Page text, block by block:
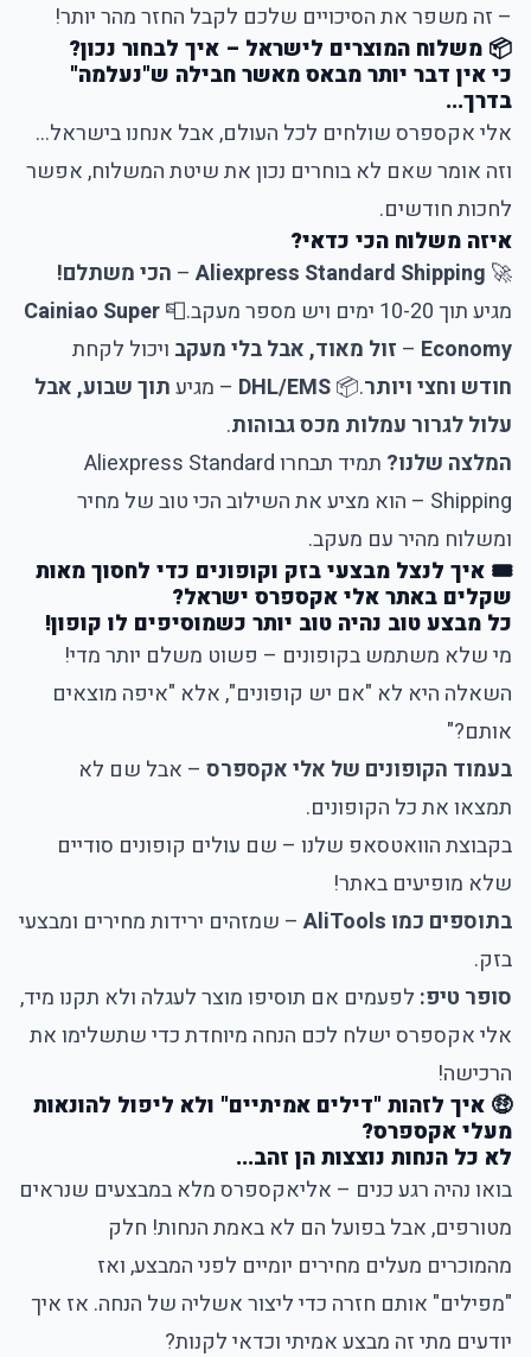
– זה משפר את הסיכויים שלכם לקבל החזר מהר יותר!
📦 משלוח המוצרים לישראל – איך לבחור נכון?
כי אין דבר יותר מבאס מאשר חבילה ש"נעלמה"
בדרך...
אלי אקספרס שולחים לכל העולם, אבל אנחנו בישראל...
וזה אומר שאם לא בוחרים נכון את שיטת המשלוח, אפשר
לחכות חודשים.
איזה משלוח הכי כדאי?
🚀
Aliexpress Standard Shipping
– הכי משתלם!
מגיע תוך 10-20 ימים ויש מספר מעקב.
📮
Cainiao Super
Economy
– זול מאוד, אבל בלי מעקב ויכול לקחת
חודש וחצי ויותר.
📦
DHL/EMS – מגיעתוך שבוע, אבל
עלול לגרור עמלות מכס גבוהות.
המלצה שלנו?
תמיד תבחרו Aliexpress Standard
Shipping – הוא מציע את השילוב הכי טוב של מחיר
ומשלוח מהיר עם מעקב.
🎟️ איך לנצל מבצעי בזק וקופונים כדי לחסוך מאות
שקלים באתר אלי אקספרס ישראל?
כל מבצע טוב נהיה טוב יותר כשמוסיפים לו קופון!
מי שלא משתמש בקופונים – פשוט משלם יותר מדי!
השאלה היא לא "אם יש קופונים", אלא "איפה מוצאים
אותם?"
בעמוד הקופונים של אלי אקספרס – אבל שם לא
תמצאו את כל הקופונים.
בקבוצת הוואטסאפ שלנו – שם עולים קופונים סודיים
שלא מופיעים באתר!
בתוספים כמו AliTools
– שמזהים ירידות מחירים ומבצעי
בזק.
סופר טיפ: לפעמים אם תוסיפו מוצר לעגלה ולא תקנו מיד,
אלי אקספרס ישלח לכם הנחה מיוחדת כדי שתשלימו את
הרכישה!
🤑 איך לזהות "דילים אמיתיים" ולא ליפול להונאות
מעלי אקספרס?
לא כל הנחות נוצצות הן זהב...
בואו נהיה רגע כנים – אליאקספרס מלא במבצעים שנראים
מטורפים, אבל בפועל הם לא באמת הנחות! חלק
מהמוכרים מעלים מחירים יומיים לפני המבצע, ואז
"מפילים" אותם חזרה כדי ליצור אשליה של הנחה. אז איך
יודעים מתי זה מבצע אמיתי וכדאי לקנות?